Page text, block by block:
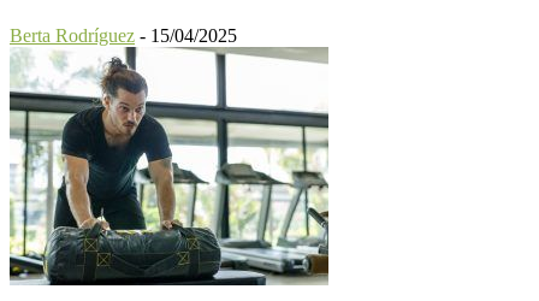
Berta Rodríguez - 15/04/2025